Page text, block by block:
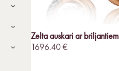
Zelta auskari ar briljantiem
1696.40 €